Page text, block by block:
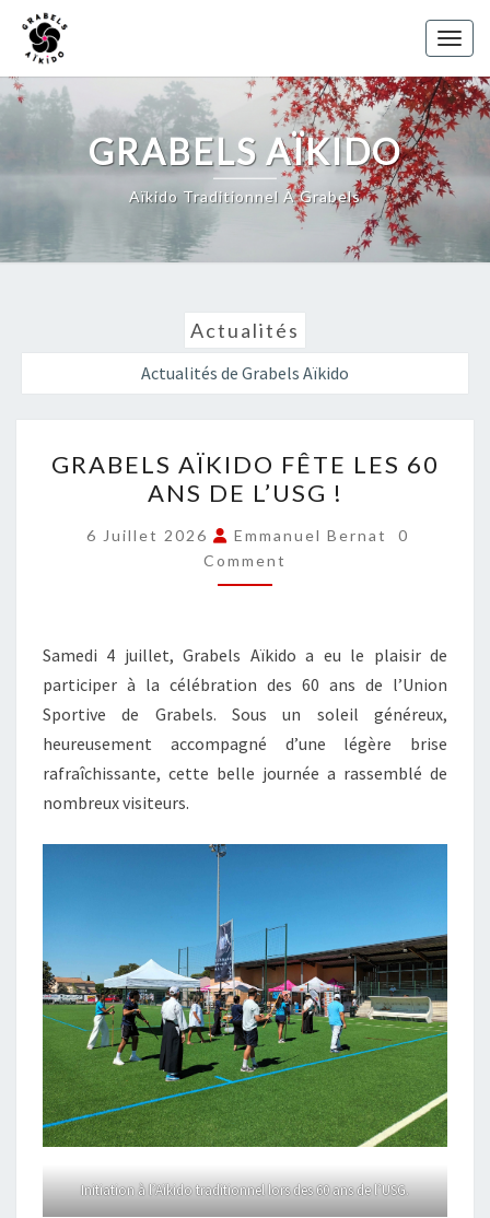
Skip
content
GRABELS AÏKIDO
Aïkido Traditionnel À Grabels
Actualités
Actualités de Grabels Aïkido
AÏKIDO
FÊTE
LES
60
ANS
L’USG
!
GRABELS AÏKIDO FÊTE LES 60
ANS DE L’USG !
6 Juillet 2026 Emmanuel Bernat
0
Comment
Samedi 4 juillet, Grabels Aïkido a eu le plaisir de
participer à la célébration des 60 ans de l’Union
Sportive de Grabels. Sous un soleil généreux,
heureusement accompagné d’une légère brise
rafraîchissante, cette belle journée a rassemblé de
nombreux visiteurs.
Initiation à l’Aïkido traditionnel lors des 60 ans de l’USG.